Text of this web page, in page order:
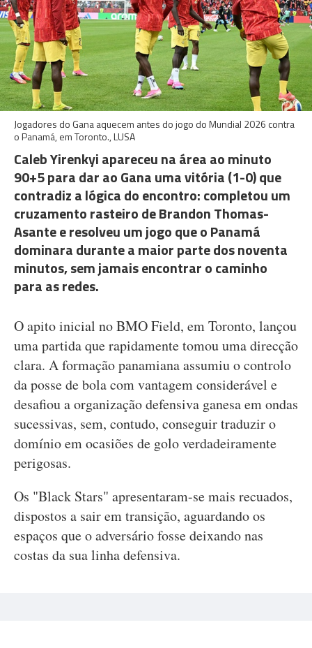
Jogadores do Gana aquecem antes do jogo do Mundial 2026 contra
o Panamá, em Toronto., LUSA
Caleb Yirenkyi apareceu na área ao minuto
90+5 para dar ao Gana uma vitória (1-0) que
contradiz a lógica do encontro: completou um
cruzamento rasteiro de Brandon Thomas-
Asante e resolveu um jogo que o Panamá
dominara durante a maior parte dos noventa
minutos, sem jamais encontrar o caminho
para as redes.
O apito inicial no BMO Field, em Toronto, lançou
uma partida que rapidamente tomou uma direcção
clara. A formação panamiana assumiu o controlo
da posse de bola com vantagem considerável e
desafiou a organização defensiva ganesa em ondas
sucessivas, sem, contudo, conseguir traduzir o
domínio em ocasiões de golo verdadeiramente
perigosas.
Os "Black Stars" apresentaram-se mais recuados,
dispostos a sair em transição, aguardando os
espaços que o adversário fosse deixando nas
costas da sua linha defensiva.